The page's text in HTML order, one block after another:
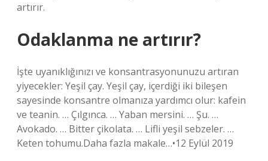
artırır.
Odaklanma ne artırır?
İşte uyanıklığınızı ve konsantrasyonunuzu artıran
yiyecekler: Yeşil çay. Yeşil çay, içerdiği iki bileşen
sayesinde konsantre olmanıza yardımcı olur: kafein
ve teanin. … Çılgınca. … Yaban mersini. … Şu. …
Avokado. … Bitter çikolata. … Lifli yeşil sebzeler. …
Keten tohumu.Daha fazla makale…•12 Eylül 2019